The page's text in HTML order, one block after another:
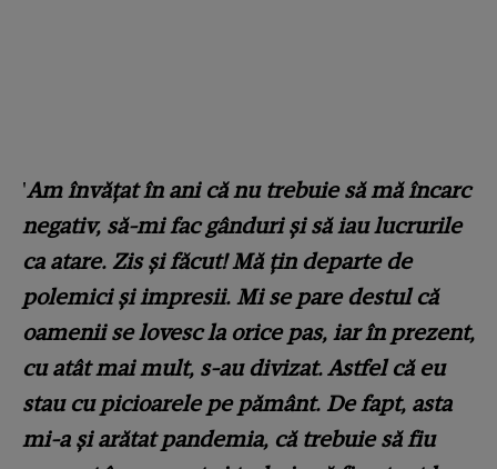
'Am învățat în ani că nu trebuie să mă încarc
negativ, să-mi fac gânduri și să iau lucrurile
ca atare. Zis și făcut! Mă țin departe de
polemici și impresii. Mi se pare destul că
oamenii se lovesc la orice pas, iar în prezent,
cu atât mai mult, s-au divizat. Astfel că eu
stau cu picioarele pe pământ. De fapt, asta
mi-a și arătat pandemia, că trebuie să fiu